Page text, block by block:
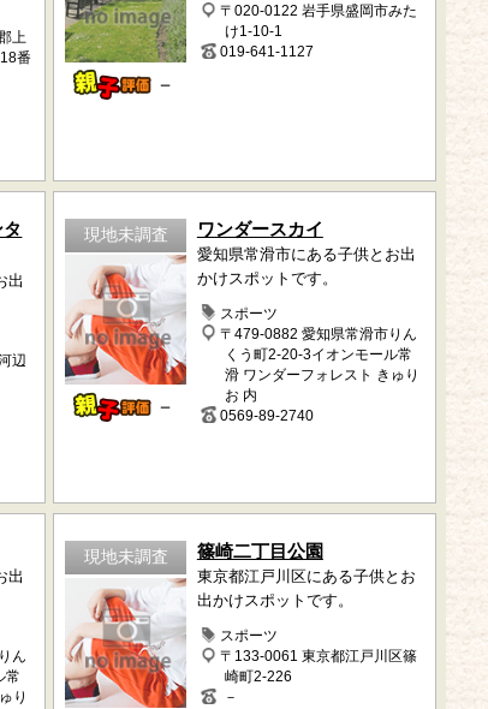
上
番
－
〒020-0122 岩手県盛岡市みた
け1-10-1
019-641-1127
出
辺
現地未調査
－
ワンダースカイ
愛知県常滑市にある子供とお出
かけスポットです。
スポーツ
〒479-0882 愛知県常滑市りん
くう町2-20-3イオンモール常
滑 ワンダーフォレスト きゅり
お 内
0569-89-2740
出
ん
常
り
現地未調査 篠崎二丁目公園
東京都江戸川区にある子供とお
出かけスポットです。
スポーツ
〒133-0061 東京都江戸川区篠
崎町2-226
－